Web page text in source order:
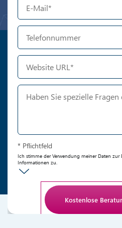
* Pflichtfeld
Ich stimme der Verwendung meiner Daten zur
Informationen zu.